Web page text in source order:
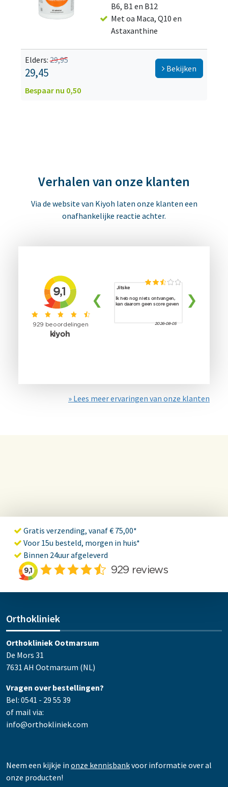
B6, B1 en B12
Met oa Maca, Q10 en
Astaxanthine
Elders:29,95
29,45
Bespaar nu 0,50
Bekijken
Verhalen van onze klanten
Via de website van Kiyoh laten onze klanten een
onafhankelijke reactie achter.
» Lees meer ervaringen van onze klanten
Gratis verzending, vanaf € 75,00*
Voor 15u besteld, morgen in huis*
Binnen 24uur afgeleverd
Orthokliniek
Orthokliniek Ootmarsum
De Mors 31
7631 AH Ootmarsum (NL)
Vragen over bestellingen?
Bel: 0541 - 29 55 39
of mail via:
info@orthokliniek.com
Neem een kijkje in onze kennisbankvoor informatie over al
onze producten!